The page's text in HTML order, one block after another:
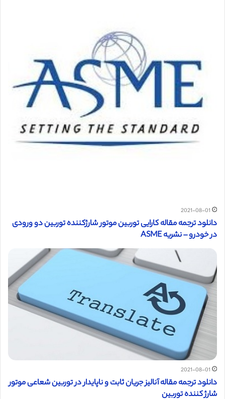
2021-08-01
دانلود ترجمه مقاله کارایی توربین موتور شارژکننده توربین دو ورودی
در خودرو – نشریه ASME
2021-08-01
دانلود ترجمه مقاله آنالیز جریان ثابت و ناپایدار در توربین شعاعی موتور
شارژ کننده توربین